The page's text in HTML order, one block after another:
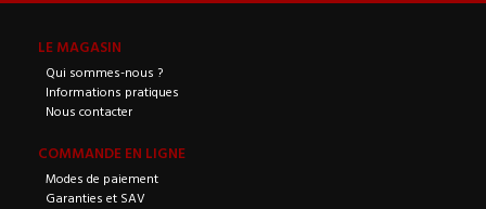
LE MAGASIN
Qui sommes-nous ?
Informations pratiques
Nous contacter
COMMANDE EN LIGNE
Modes de paiement
Garanties et SAV